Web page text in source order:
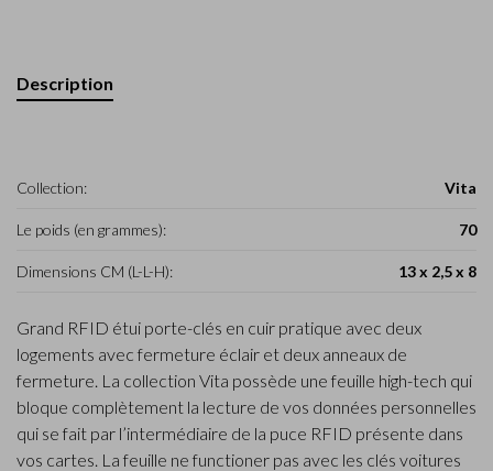
Description
Collection: Vita
Le poids (en grammes): 70
Dimensions CM (L-L-H): 13 x 2,5 x 8
Grand RFID étui porte-clés en cuir pratique avec deux
logements avec fermeture éclair et deux anneaux de
fermeture. La collection Vita possède une feuille high-tech qui
bloque complètement la lecture de vos données personnelles
qui se fait par l’intermédiaire de la puce RFID présente dans
vos cartes. La feuille ne functioner pas avec les clés voitures